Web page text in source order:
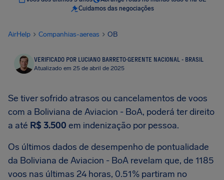
Cuidamos das negociações
AirHelp Companhias-aereas OB
VERIFICADO POR LUCIANO BARRETO·GERENTE NACIONAL - BRASIL
Atualizado em 25 de abril de 2025
Se tiver sofrido atrasos ou cancelamentos de voos
com a Boliviana de Aviacion - BoA, poderá ter direito
a até R$ 3.500 em indenização por pessoa.
Os últimos dados de desempenho de pontualidade
da Boliviana de Aviacion - BoA revelam que, de 1185
voos nas últimas 24 horas, 0.51% partiram no